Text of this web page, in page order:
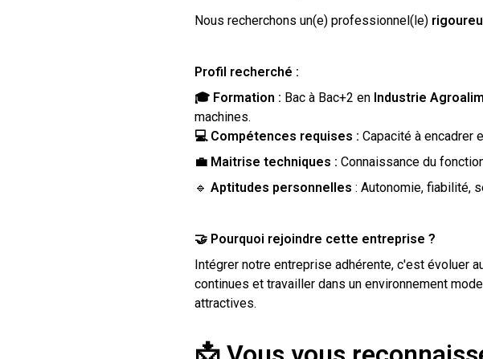
Nous recherchons un(e) professionnel(le)
Profil recherché :
🎓 Formation : Bac à Bac+2 en Industrie
machines.
💻 Compétences requises : Capacité à encadrer
💼 Maitrise techniques : Connaissance du
🔹 Aptitudes personnelles : Autonomie, fiabilité,
🤝 Pourquoi rejoindre cette entreprise ?
Intégrer notre entreprise adhérente, c'est évoluer
continues et travailler dans un environnement
attractives.